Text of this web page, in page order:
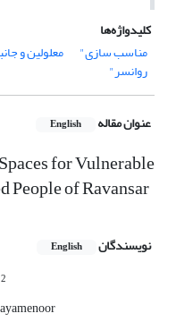
کلیدواژه‌ها
مناسب سازی"
معلولین و
روانسر"
عنوان مقاله English
for Vulnerable
People of Ravansar
نویسندگان English
2